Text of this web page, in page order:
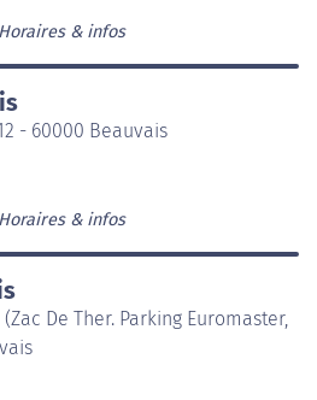
Horaires & infos
- 60000 Beauvais
Horaires & infos
De Ther. Parking Euromaster,